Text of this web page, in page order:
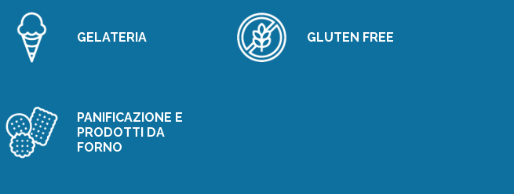
GELATERIA GLUTEN FREE
PANIFICAZIONE E
PRODOTTI DA
FORNO